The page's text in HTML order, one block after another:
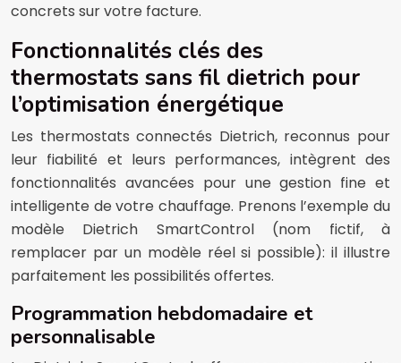
concrets sur votre facture.
Fonctionnalités clés des
thermostats sans fil dietrich pour
l’optimisation énergétique
Les thermostats connectés Dietrich, reconnus pour
leur fiabilité et leurs performances, intègrent des
fonctionnalités avancées pour une gestion fine et
intelligente de votre chauffage. Prenons l’exemple du
modèle Dietrich SmartControl (nom fictif, à
remplacer par un modèle réel si possible): il illustre
parfaitement les possibilités offertes.
Programmation hebdomadaire et
personnalisable